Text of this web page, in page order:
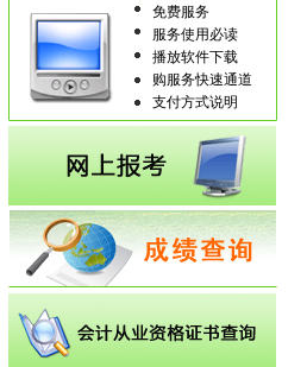
免费服务
服务使用必读
播放软件下载
购服务快速通道
支付方式说明